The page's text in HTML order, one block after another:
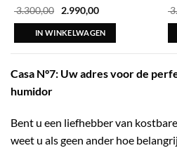
3.300,00
Oorspronkelijke
was:
€ 3.300,00.
2.990,00Huidige
is:
€ 2.990,00.
IN WINKELWAGEN
Casa N°7: Uw adres voor de
humidor
Bent u een liefhebber van
weet u als geen ander hoe